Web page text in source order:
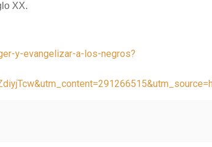
XX.
y-evangelizar-a-los-negros?